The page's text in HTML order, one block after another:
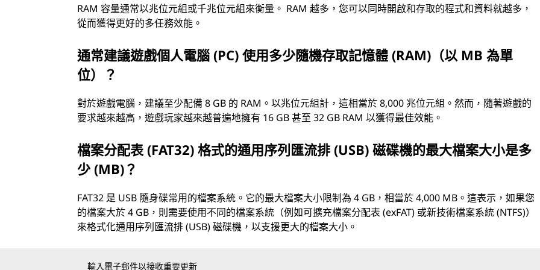
RAM 容量通常以兆位元組或千兆位元組來衡量。 RAM 越多，您可以同時開啟和存取的程式和資料就越多，
從而獲得更好的多任務效能。
通常建議遊戲個人電腦 (PC) 使用多少隨機存取記憶體 (RAM)（以 MB 為單
位）？
對於遊戲電腦，建議至少配備 8 GB 的 RAM。以兆位元組計，這相當於 8,000 兆位元組。然而，隨著遊戲的
要求越來越高，遊戲玩家越來越普遍地擁有 16 GB 甚至 32 GB RAM 以獲得最佳效能。
檔案分配表 (FAT32) 格式的通用序列匯流排 (USB) 磁碟機的最大檔案大小是多
少 (MB)？
FAT32 是 USB 隨身碟常用的檔案系統。它的最大檔案大小限制為 4 GB，相當於 4,000 MB。這表示，如果您
的檔案大於 4 GB，則需要使用不同的檔案系統（例如可擴充檔案分配表 (exFAT) 或新技術檔案系統 (NTFS)）
來格式化通用序列匯流排 (USB) 磁碟機，以支援更大的檔案大小。
輸入電子郵件以接收重要更新